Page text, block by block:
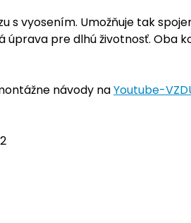
s vyosením. Umožňuje tak
pre dlhú životnosť.
návody naYoutube-